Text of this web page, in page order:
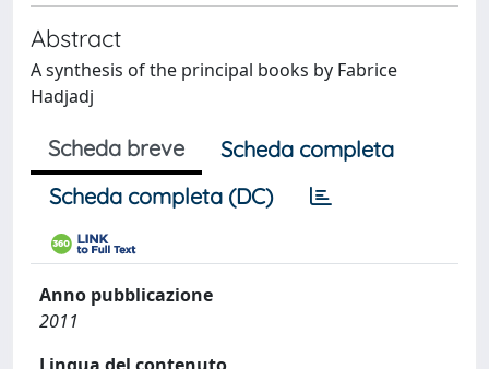
Abstract
A synthesis of the principal books by Fabrice
Hadjadj
Scheda breve
Scheda completa
Scheda completa (DC)
Anno pubblicazione
2011